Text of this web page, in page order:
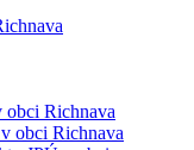
obci Richnava
obci Richnava